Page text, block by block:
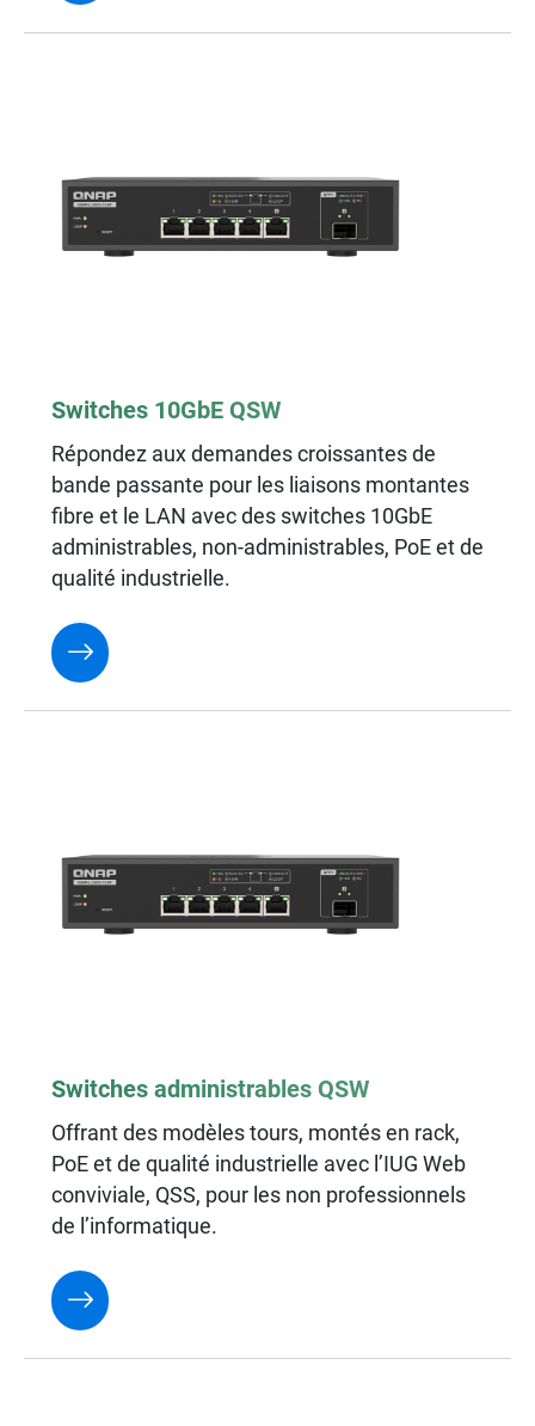
Switches 10GbE QSW
Répondez aux demandes croissantes de
bande passante pour les liaisons montantes
fibre et le LAN avec des switches 10GbE
administrables, non-administrables, PoE et de
qualité industrielle.
Switches administrables QSW
Offrant des modèles tours, montés en rack,
PoE et de qualité industrielle avec l’IUG Web
conviviale, QSS, pour les non professionnels
de l’informatique.